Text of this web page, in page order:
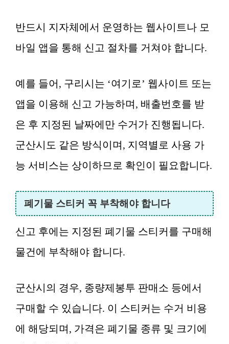
반드시 지자체에서 운영하는 웹사이트나 모
바일 앱을 통해 신고 절차를 거쳐야 합니다.
예를 들어, 구리시는 ‘여기로’ 웹사이트 또는
앱을 이용해 신고 가능하며, 배출번호를 받
은 후 지정된 날짜에만 수거가 진행됩니다.
군산시도 같은 방식이며, 지역별로 사용 가
능 서비스는 상이하므로 확인이 필요합니다.
폐기물 스티커 꼭 부착해야 합니다
신고 후에는 지정된 폐기물 스티커를 구매해
물건에 부착해야 합니다.
군산시의 경우, 종량제봉투 판매소 등에서
구매할 수 있습니다. 이 스티커는 수거 비용
에 해당되며, 가격은 폐기물 종류 및 크기에